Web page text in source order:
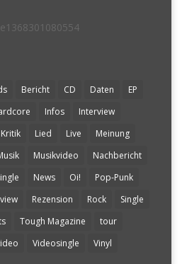
Bericht CD Daten
EP
Infos
Interview
Kritik Lied Live
Meinung
Musikvideo
Nachbericht
News Oi!
Pop-Punk
Rezension Rock
Single
Tough Magazine
tour
Videosingle
Vinyl